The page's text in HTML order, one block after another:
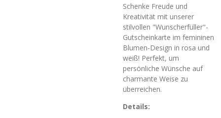
Schenke Freude und
Kreativität mit unserer
stilvollen "Wunscherfüller"-
Gutscheinkarte im femininen
Blumen-Design in rosa und
weiß! Perfekt, um
persönliche Wünsche auf
charmante Weise zu
überreichen.
Details: